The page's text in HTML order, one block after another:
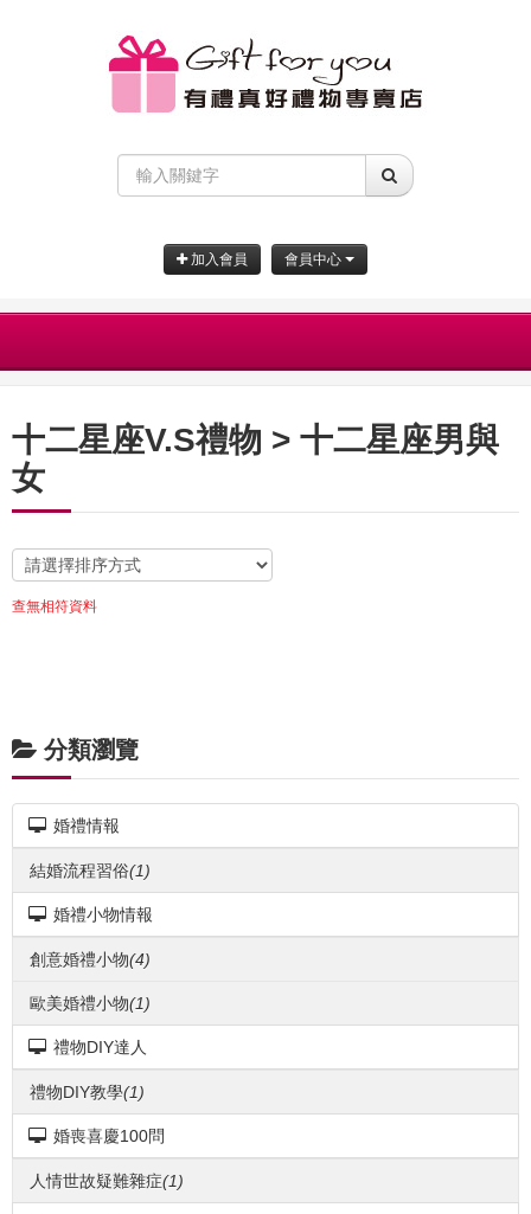
加入會員 會員中心
十二星座V.S禮物 > 十二星座男與
女
查無相符資料
分類瀏覽
婚禮情報
結婚流程習俗(1)
婚禮小物情報
創意婚禮小物(4)
歐美婚禮小物(1)
禮物DIY達人
禮物DIY教學(1)
婚喪喜慶100問
人情世故疑難雜症(1)